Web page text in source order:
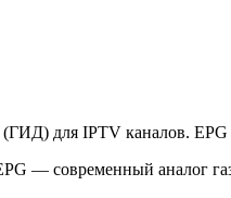
для IPTV каналов. EPG
— современный аналог